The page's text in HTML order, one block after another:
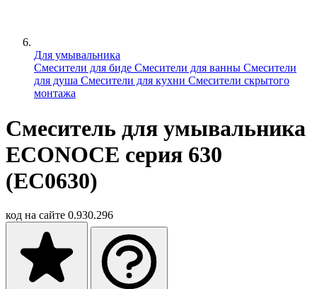
Для умывальника
Смесители для биде Смесители для ванны Смесители
для душа Смесители для кухни Смесители скрытого
монтажа
Смеситель для умывальника
ECONOCE серия 630
(EC0630)
код на сайте 0.930.296